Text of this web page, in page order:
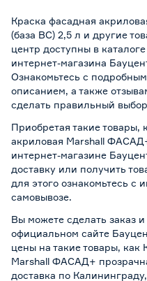
Краска фасадная
(база BC) 2,5 л и другие
центр доступны в
интернет-магазина
Ознакомьтесь с
описанием, а также
сделать правильный
Приобретая такие товары,
акриловая Marshall
интернет-магазине
доставку или получить
для этого ознакомьтесь с
самовывозе.
Вы можете сделать заказ
официальном сайте
цены на такие товары, как
Marshall ФАСАД+
доставка по